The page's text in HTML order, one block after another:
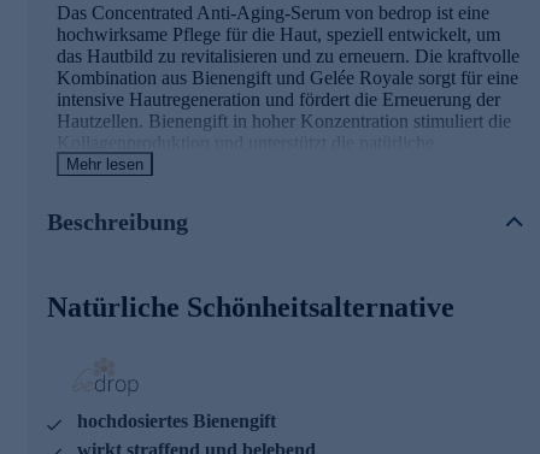
Das Concentrated Anti-Aging-Serum von bedrop ist eine
hochwirksame Pflege für die Haut, speziell entwickelt, um
das Hautbild zu revitalisieren und zu erneuern. Die kraftvolle
Kombination aus Bienengift und Gelée Royale sorgt für eine
intensive Hautregeneration und fördert die Erneuerung der
Hautzellen. Bienengift in hoher Konzentration stimuliert die
Kollagenproduktion und unterstützt die natürliche
Spannkraft der Haut, während Gelée Royale mit seinen
Die Hauptinhaltsstoffe und ihre Wirkung
Substanz, die von Honigbienen produziert wird. Sie wird
Peptiden und Enzymen wie Melittin und Phospholipase
A2. Während ein Bienenstich ein brennendes Gefühl
verursachen kann, nutzt das Bienengift in der Hautpflege
seine kraftvollen Eigenschaften auf positive Weise.
Mehr lesen
Beschreibung
Natürliche Schönheitsalternative
hochdosiertes Bienengift
wirkt straffend und belebend